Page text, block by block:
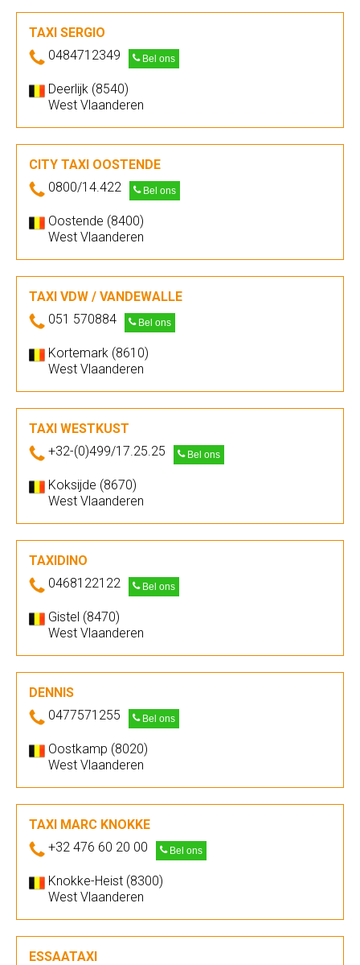
TAXI SERGIO
0484712349
Bel ons
Deerlijk (8540)
West Vlaanderen
CITY TAXI OOSTENDE
0800/14.422
Bel ons
Oostende (8400)
West Vlaanderen
TAXI VDW / VANDEWALLE
051 570884
Bel ons
Kortemark (8610)
West Vlaanderen
TAXI WESTKUST
+32-(0)499/17.25.25
Bel ons
Koksijde (8670)
West Vlaanderen
TAXIDINO
0468122122
Bel ons
Gistel (8470)
West Vlaanderen
DENNIS
0477571255
Bel ons
Oostkamp (8020)
West Vlaanderen
TAXI MARC KNOKKE
+32 476 60 20 00
Bel ons
Knokke-Heist (8300)
West Vlaanderen
ESSAATAXI